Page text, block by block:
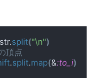
split("\n")
頂点
.split.map(&:to_i)